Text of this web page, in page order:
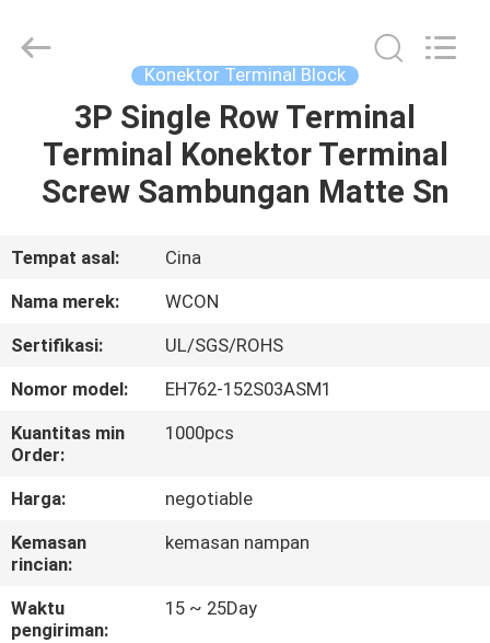
RUMAH
PRODUK
TENTANG
KAMI
TUR
PABRIK
KONTROL
KUALITAS
HUBUNGI
KAMI
Konektor Terminal Block
3P Single Row Terminal
Terminal Konektor Terminal
Screw Sambungan Matte Sn
Tempat asal:
Cina
Nama merek:
WCON
Sertifikasi:
UL/SGS/ROHS
Nomor model:
EH762-152S03ASM1
Kuantitas min
Order:
1000pcs
Harga:
negotiable
Kemasan
rincian:
kemasan nampan
Waktu
pengiriman:
15 ~ 25Day